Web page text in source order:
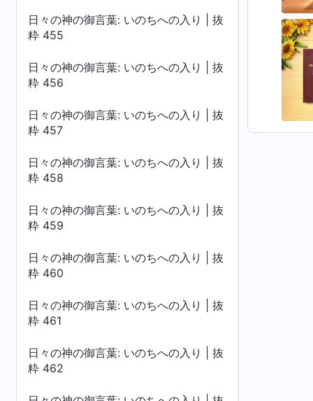
日々の神の御言葉: いのちへの入り | 抜
粋 455
日々の神の御言葉: いのちへの入り | 抜
粋 456
日々の神の御言葉: いのちへの入り | 抜
粋 457
日々の神の御言葉: いのちへの入り | 抜
粋 458
日々の神の御言葉: いのちへの入り | 抜
粋 459
日々の神の御言葉: いのちへの入り | 抜
粋 460
日々の神の御言葉: いのちへの入り | 抜
粋 461
日々の神の御言葉: いのちへの入り | 抜
粋 462